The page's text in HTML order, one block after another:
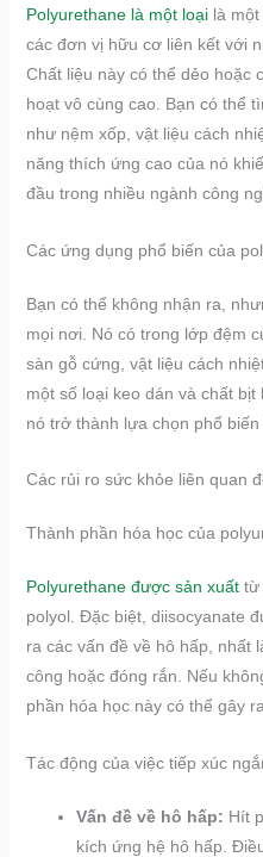
Polyurethane là một loạilà một
các đơn vị hữu cơ liên kết với
Chất liệu này có thể dẻo hoặc
hoạt vô cùng cao. Bạn có thể
như nệm xốp, vật liệu cách
năng thích ứng cao của nó
đầu trong nhiều ngành công
Các ứng dụng phổ biến của
Bạn có thể không nhận ra,
mọi nơi. Nó có trong lớp đệm
sàn gỗ cứng, vật liệu cách
một số loại keo dán và chất
nó trở thành lựa chọn phổ
Các rủi ro sức khỏe liên quan
Thành phần hóa học của
Polyurethane được sản xuấttừ
polyol. Đặc biệt, diisocyanate
ra các vấn đề về hô hấp, nhất
công hoặc đóng rắn. Nếu
phần hóa học này có thể gây
Tác động của việc tiếp xúc
Vấn đề về hô hấp: Hít
kích ứng hệ hô hấp.